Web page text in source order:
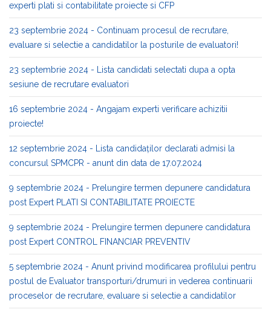
experti plati si contabilitate proiecte si CFP
23 septembrie 2024 - Continuam procesul de recrutare,
evaluare si selectie a candidatilor la posturile de evaluatori!
23 septembrie 2024 - Lista candidati selectati dupa a opta
sesiune de recrutare evaluatori
16 septembrie 2024 - Angajam experti verificare achizitii
proiecte!
12 septembrie 2024 - Lista candidaților declarati admisi la
concursul SPMCPR - anunt din data de 17.07.2024
9 septembrie 2024 - Prelungire termen depunere candidatura
post Expert PLATI SI CONTABILITATE PROIECTE
9 septembrie 2024 - Prelungire termen depunere candidatura
post Expert CONTROL FINANCIAR PREVENTIV
5 septembrie 2024 - Anunt privind modificarea profilului pentru
postul de Evaluator transporturi/drumuri in vederea continuarii
proceselor de recrutare, evaluare si selectie a candidatilor